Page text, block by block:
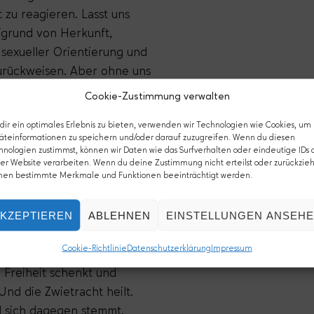
Cookie-Zustimmung verwalten
ein optimales Erlebnis zu bieten, verwenden wir Technologien wie Cookies, um
zu speichern und/oder darauf zuzugreifen. Wenn du diesen
zustimmst, können wir Daten wie das Surfverhalten oder eindeutige IDs
Website verarbeiten. Wenn du deine Zustimmung nicht erteilst oder
bestimmte Merkmale und Funktionen beeinträchtigt werden.
ABLEHNEN EINSTELLUNGEN
Cookie-Richtlinie Datenschutzerklärung Impressum
reagieren. Lasst uns
von Herkunft,
Orientierung und
Aber ohne uns
mir eine der
begegnen. Mit
nehmen, von ihm können
nicht so einfach, aber es
mir nun also die,
etwas Feuer unterm
Menschen um uns
Bei der Liebe, die alle
schenkt und
die Zwietracht heilt.
dagegen stemmt.